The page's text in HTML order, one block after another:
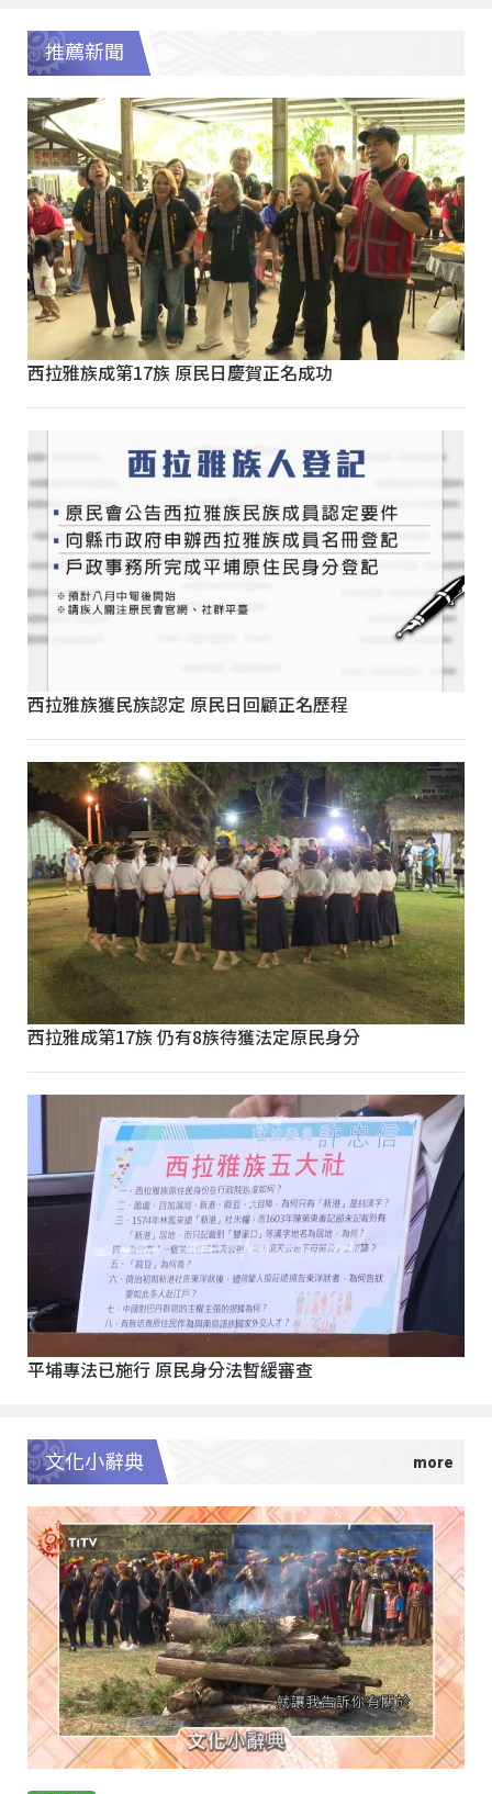
推薦新聞
西拉雅族成第17族 原民日慶賀正名成功
西拉雅族獲民族認定 原民日回顧正名歷程
西拉雅成第17族 仍有8族待獲法定原民身分
平埔專法已施行 原民身分法暫緩審查
文化小辭典